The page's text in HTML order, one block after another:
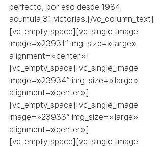
perfecto, por eso desde 1984
acumula 31 victorias.[/vc_column_text]
[vc_empty_space][vc_single_image
image=»23931″ img_size=»large»
alignment=»center»]
[vc_empty_space][vc_single_image
image=»23934″ img_size=»large»
alignment=»center»]
[vc_empty_space][vc_single_image
image=»23933″ img_size=»large»
alignment=»center»]
[vc_empty_space][vc_single_image